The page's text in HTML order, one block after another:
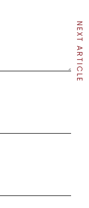
NEXT ARTICLE